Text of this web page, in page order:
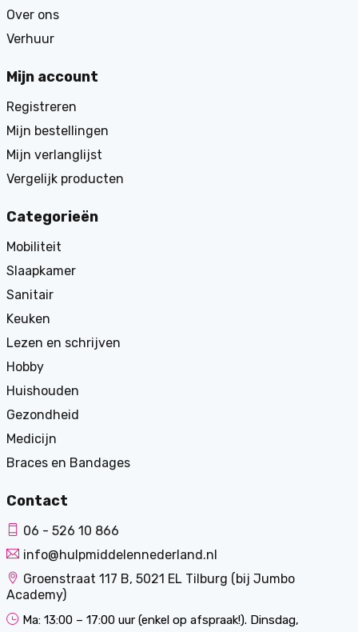
Over ons
Verhuur
Mijn account
Registreren
Mijn bestellingen
Mijn verlanglijst
Vergelijk producten
Categorieën
Mobiliteit
Slaapkamer
Sanitair
Keuken
Lezen en schrijven
Hobby
Huishouden
Gezondheid
Medicijn
Braces en Bandages
Contact
06 - 526 10 866
info@hulpmiddelennederland.nl
Groenstraat 117 B, 5021 EL Tilburg (bij Jumbo
Academy)
Ma: 13:00 – 17:00 uur (enkel op afspraak!). Dinsdag,